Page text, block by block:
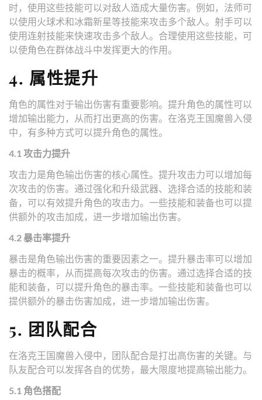
时，使用这些技能可以对敌人造成大量伤害。例如，法师可
以使用火球术和冰霜新星等技能来攻击多个敌人。射手可以
使用连射技能来快速攻击多个敌人。合理使用这些技能，可
以使角色在群体战斗中发挥更大的作用。
4. 属性提升
角色的属性对于输出伤害有重要影响。提升角色的属性可以
增加输出能力，从而打出更高的伤害。在洛克王国魔兽入侵
中，有多种方式可以提升角色的属性。
4.1 攻击力提升
攻击力是角色输出伤害的核心属性。提升攻击力可以增加每
次攻击的伤害。通过强化和升级武器、选择合适的技能和装
备，可以有效提升角色的攻击力。一些技能和装备也可以提
供额外的攻击加成，进一步增加输出伤害。
4.2 暴击率提升
暴击是角色输出伤害的重要因素之一。提升暴击率可以增加
暴击的概率，从而提高每次攻击的伤害。通过选择合适的技
能和装备，可以提升角色的暴击率。一些技能和装备也可以
提供额外的暴击伤害加成，进一步增加输出伤害。
5. 团队配合
在洛克王国魔兽入侵中，团队配合是打出高伤害的关键。与
队友配合可以发挥各自的优势，最大限度地提高输出能力。
5.1 角色搭配